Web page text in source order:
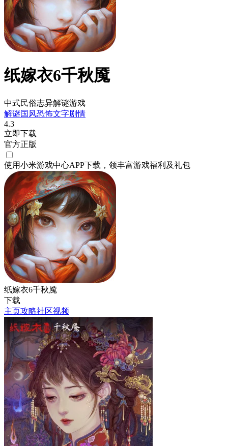
纸嫁衣6千秋魇
中式民俗志异解谜游戏
解谜国风恐怖文字剧情
4.3
立即下载
官方正版
使用小米游戏中心APP下载 ，领丰富游戏福利 及礼包
纸嫁衣6千秋魇
下载
主页攻略社区视频